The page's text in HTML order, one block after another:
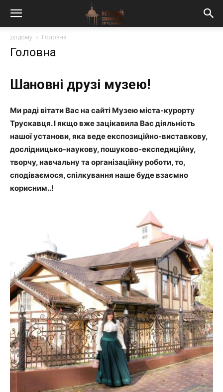
додому Головна
Головна
Шановні друзі музею!
Ми раді вітати Вас на сайті Музею міста-курорту
Трускавця. І якщо вже зацікавила Вас діяльність
нашої установи, яка веде експозиційно-виставкову,
дослідницько-наукову, пошуково-експедиційну,
творчу,навчальну та організаційну роботи, то,
сподіваємося, спілкування наше буде взаємно
корисним..!